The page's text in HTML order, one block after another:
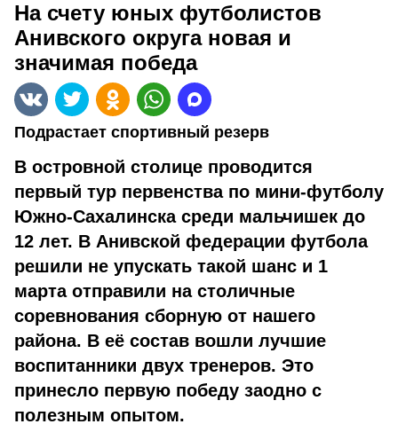
На счету юных футболистов
Анивского округа новая и
значимая победа
Подрастает спортивный резерв
В островной столице проводится
первый тур первенства по мини-футболу
Южно-Сахалинска среди мальчишек до
12 лет. В Анивской федерации футбола
решили не упускать такой шанс и 1
марта отправили на столичные
соревнования сборную от нашего
района. В её состав вошли лучшие
воспитанники двух тренеров. Это
принесло первую победу заодно с
полезным опытом.